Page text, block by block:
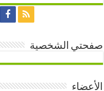
صفحتي الشخصية
الأعضاء